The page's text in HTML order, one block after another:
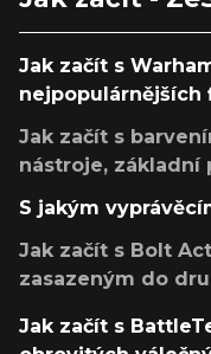
Jak začít s
nejpopulárnějších
Jak začít s
nástroje, základní
S jakým
Jak začít s Bolt
zasazeným do
Jak začít s